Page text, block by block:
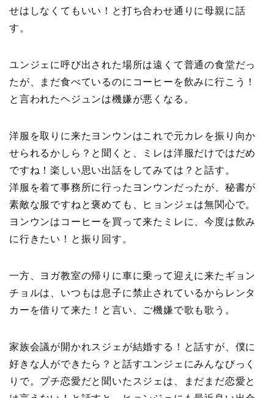
せはしなくてもいい！と打ち合わせ通りに母親に話
す。
ユンジェに呼び出された場所は遠くて普通の食堂だっ
たが、まだ食べているのにコーヒーを飲みに行こう！
と言われたヘジュンは機嫌が悪くなる。
洋服を取りに来たヨンウンはこれで元カレを振り向か
せられるかしら？と聞くと、ミレは洋服だけではだめ
ですね！楽しい思い出話をしてみては？と話す。
洋服を着て事務所に行ったヨンウンだったが、秘書が
素敵な服ですねと褒めても、ヒョンジェは無関心で。
ヨンウンはコーヒーを買って来たミレに、今度は飲み
に行きたい！と振り回す。
一方、ヨガ教室の帰りに車に乗って迎えに来たギョン
チョルは、いつもは息子に禁止されているからレンタ
カーを借りて来た！と言い、ご機嫌で歌も歌う。
家族会議が開かれスジェが結婚する！と話すが、僕に
好きな人ができたら？と話すユンジェにみんなびっく
りで。プチ恋愛だと聞いたスジェは、まだまだ恋愛と